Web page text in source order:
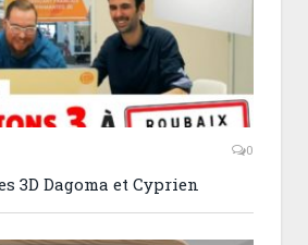
0
3D Dagoma et Cyprien